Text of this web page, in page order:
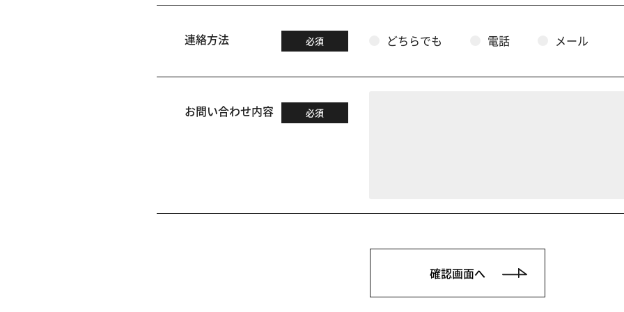
連絡方法 必須 どちらでも 電話 メール
お問い合わせ内容 必須